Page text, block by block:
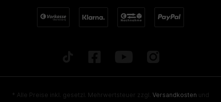
* Alle Preise inkl. gesetzl. Mehrwertsteuer zzgl. Versandkosten und